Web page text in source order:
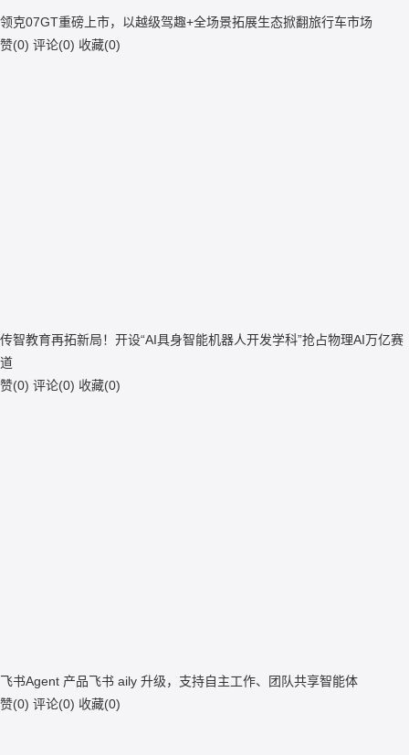
领克07GT重磅上市，以越级驾趣+全场景拓展生态掀翻旅行车市场
赞(0) 评论(0) 收藏(0)
传智教育再拓新局！开设“AI具身智能机器人开发学科”抢占物理AI万亿赛
道
赞(0) 评论(0) 收藏(0)
飞书Agent 产品飞书 aily 升级，支持自主工作、团队共享智能体
赞(0) 评论(0) 收藏(0)